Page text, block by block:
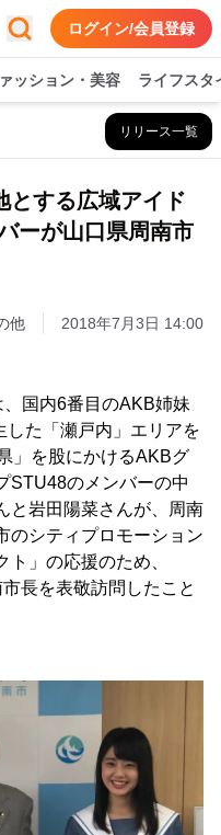
ログイン/会員登録
ッション・美容 ライフスタ
リリース一覧
とする広域アイド
ーが山口県周南市
他 2018年7月3日 14:00
国内6番目のAKB姉妹
た「瀬戸内」エリアを
」を股にかけるAKBグ
STU48のメンバーの中
と岩田陽菜さんが、周南
のシティプロモーション
」の応援のため、
長を表敬訪問したこと